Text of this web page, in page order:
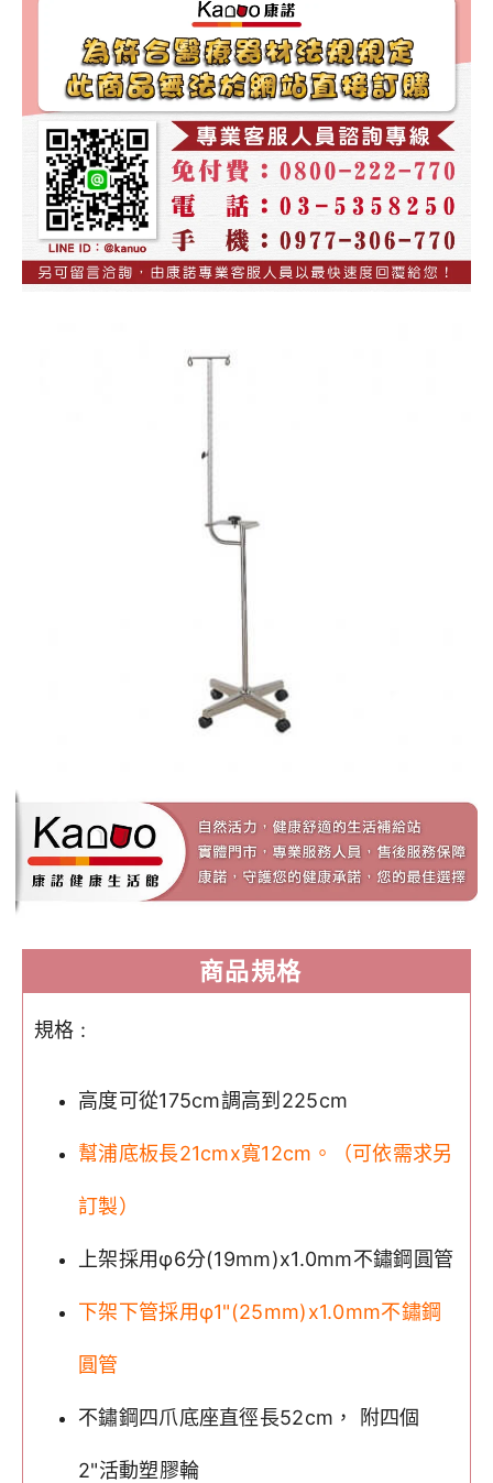
商品規格
規格 :
高度可從175cm調高到225cm
幫浦底板長21cmx寬12cm。（可依需求另
訂製）
上架採用φ6分(19mm)x1.0mm不鏽鋼圓管
下架下管採用φ1"(25mm)x1.0mm不鏽鋼
圓管
不鏽鋼四爪底座直徑長52cm， 附四個
2"活動塑膠輪